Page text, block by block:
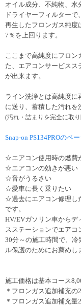
オイル成分、不純物、水
ドライヤーフィルターで
再生したフロンガス純度
7％を上回ります。
ここまで高純度にフロン
た、エアコンサービス
が出来ます。
ライン洗浄とは高純度に
に送り、蓄積した汚れを
(汚れ・詰まりを完全に取
Snap-on PS134PROのペ
☆エアコン使用時の燃費
☆エアコンの効きが悪い
☆音がうるさい
☆愛車に長く乗りたい
☆過去にエアコン修理し
です。
HV/EVガソリン車からデ
スステーションでエアコ
30分～の施工時間で、
ル保護のためにお薦めし
施工価格は基本コース
＊フロンガス追加補充の
＊フロンガス追加補充